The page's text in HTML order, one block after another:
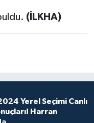
(İLKHA)
Yerel Seçimi Canlı
Harran